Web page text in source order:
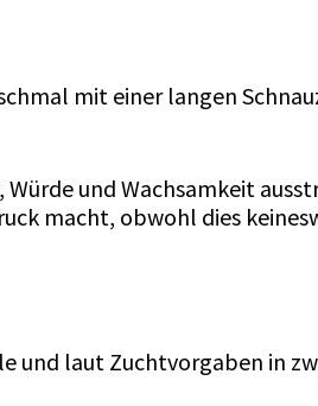
mit einer langen
und Wachsamkeit
macht, obwohl dies
und laut Zuchtvorgaben in